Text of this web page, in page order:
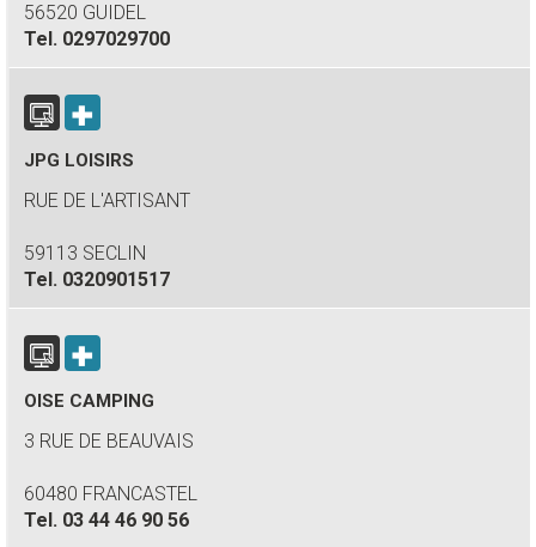
56520 GUIDEL
Tel. 0297029700
JPG LOISIRS
RUE DE L'ARTISANT
59113 SECLIN
Tel. 0320901517
OISE CAMPING
3 RUE DE BEAUVAIS
60480 FRANCASTEL
Tel. 03 44 46 90 56